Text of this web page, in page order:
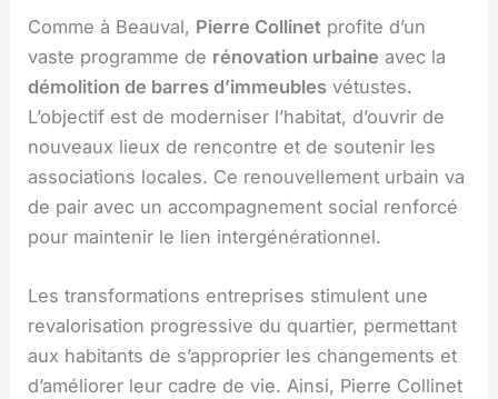
Comme à Beauval, Pierre Collinet profite d’un
vaste programme de rénovation urbaine avec la
démolition de barres d’immeubles vétustes.
L’objectif est de moderniser l’habitat, d’ouvrir de
nouveaux lieux de rencontre et de soutenir les
associations locales. Ce renouvellement urbain va
de pair avec un accompagnement social renforcé
pour maintenir le lien intergénérationnel.
Les transformations entreprises stimulent une
revalorisation progressive du quartier, permettant
aux habitants de s’approprier les changements et
d’améliorer leur cadre de vie. Ainsi, Pierre Collinet